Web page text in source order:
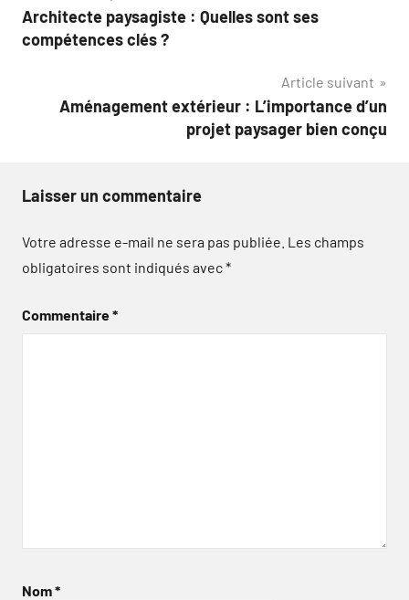
de
Architecte paysagiste : Quelles sont ses
compétences clés ?
Article suivant
Aménagement extérieur : L’importance d’un
projet paysager bien conçu
Laisser un commentaire
Votre adresse e-mail ne sera pas publiée. Les champs
obligatoires sont indiqués avec*
Commentaire*
Nom*